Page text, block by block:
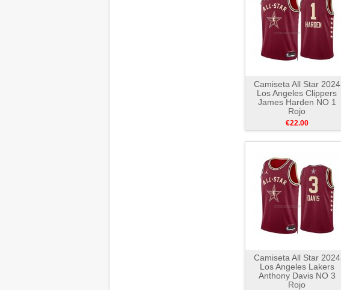
Camiseta All Star 2024
Los Angeles Clippers
James Harden NO 1
Rojo
€22.00
Camiseta All Star 2024
Los Angeles Lakers
Anthony Davis NO 3
Rojo